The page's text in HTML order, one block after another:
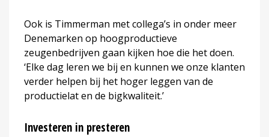
Ook is Timmerman met collega’s in onder meer
Denemarken op hoogproductieve
zeugenbedrijven gaan kijken hoe die het doen.
‘Elke dag leren we bij en kunnen we onze klanten
verder helpen bij het hoger leggen van de
productielat en de bigkwaliteit.’
Investeren in presteren